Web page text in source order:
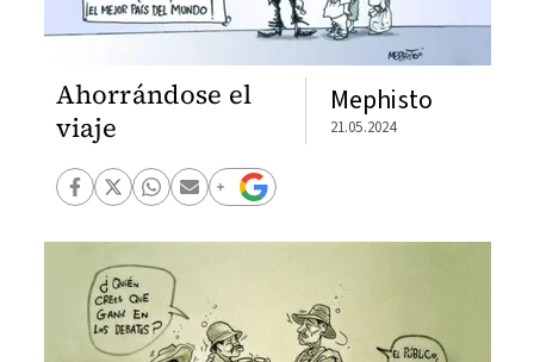
Ahorrándose el
viaje
Mephisto
21.05.2024